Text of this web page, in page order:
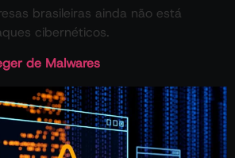
brasileiras ainda não está
cibernéticos.
de Malwares